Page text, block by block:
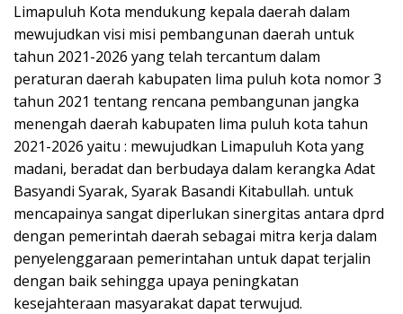
Limapuluh Kota mendukung kepala daerah dalam
mewujudkan visi misi pembangunan daerah untuk
tahun 2021-2026 yang telah tercantum dalam
peraturan daerah kabupaten lima puluh kota nomor 3
tahun 2021 tentang rencana pembangunan jangka
menengah daerah kabupaten lima puluh kota tahun
2021-2026 yaitu : mewujudkan Limapuluh Kota yang
madani, beradat dan berbudaya dalam kerangka Adat
Basyandi Syarak, Syarak Basandi Kitabullah. untuk
mencapainya sangat diperlukan sinergitas antara dprd
dengan pemerintah daerah sebagai mitra kerja dalam
penyelenggaraan pemerintahan untuk dapat terjalin
dengan baik sehingga upaya peningkatan
kesejahteraan masyarakat dapat terwujud.